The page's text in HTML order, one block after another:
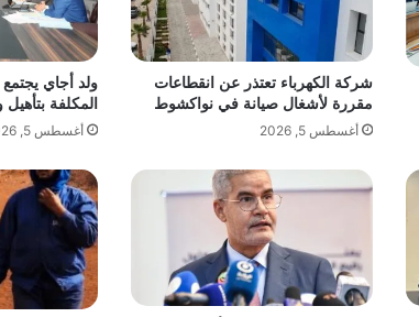
شركة الكهرباء تعتذر عن انقطاعات
مقررة لأشغال صيانة في نواكشوط
أغسطس 5, 2026
ولد أجاي يجتمع
المكلفة
أغسطس 5, 2026